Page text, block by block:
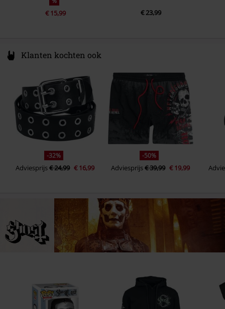
€ 15,99 € 23,99
Klanten kochten ook
-32%
Adviesprijs€ 24,99 € 16,99
-50%
Adviesprijs€ 39,99 € 19,99